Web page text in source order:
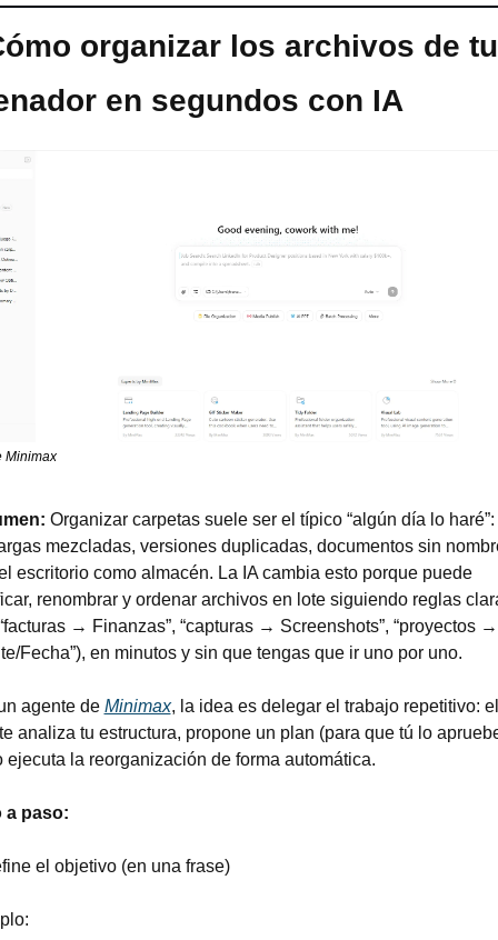
organizar los archivos de tu
en segundos con IA
Minimax
Organizar carpetas suele ser el típico “algún día lo haré”:
mezcladas, versiones duplicadas, documentos sin
escritorio como almacén. La IA cambia esto porque puede
renombrar y ordenar archivos en lote siguiendo reglas
→ Finanzas”, “capturas → Screenshots”, “proyectos →
Fecha”), en minutos y sin que tengas que ir uno por uno.
agente de Minimax, la idea es delegar el trabajo repetitivo: el
analiza tu estructura, propone un plan (para que tú lo
ejecuta la reorganización de forma automática.
a paso:
el objetivo (en una frase)